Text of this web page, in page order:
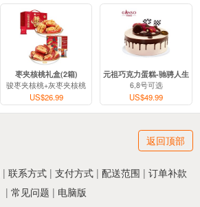
枣夹核桃礼盒(2箱)
骏枣夹核桃+灰枣夹核桃
US$26.99
元祖巧克力蛋糕-驰骋人生
6,8号可选
US$49.99
返回顶部
| 联系方式 | 支付方式 | 配送范围 | 订单补款
| 常见问题 | 电脑版